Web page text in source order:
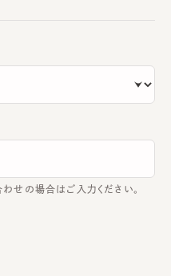
せの場合はご入力ください。